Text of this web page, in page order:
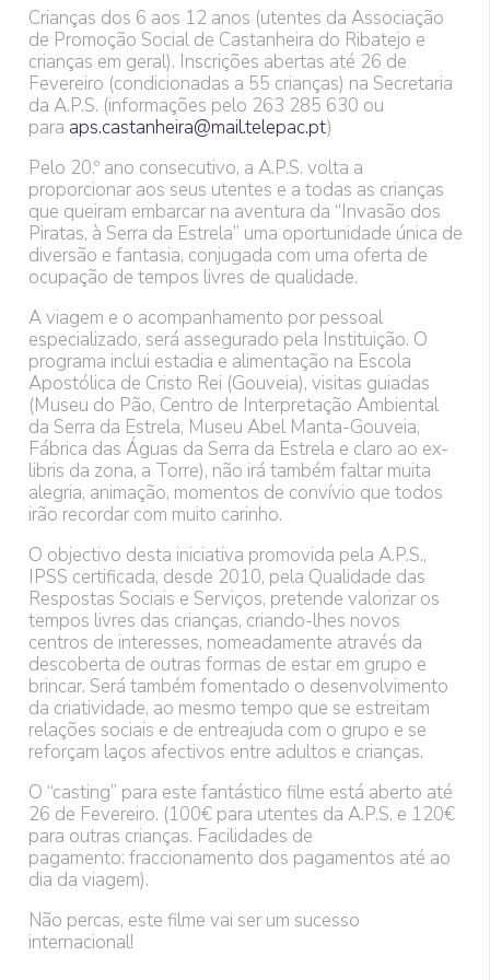
Crianças dos 6 aos 12 anos (utentes da Associação
de Promoção Social de Castanheira do Ribatejo e
crianças em geral). Inscrições abertas até 26 de
Fevereiro (condicionadas a 55 crianças) na Secretaria
da A.P.S. (informações pelo 263 285 630 ou
para aps.castanheira@mail.telepac.pt)
Pelo 20.º ano consecutivo, a A.P.S. volta a
proporcionar aos seus utentes e a todas as crianças
que queiram embarcar na aventura da “Invasão dos
Piratas, à Serra da Estrela” uma oportunidade única de
diversão e fantasia, conjugada com uma oferta de
ocupação de tempos livres de qualidade.
A viagem e o acompanhamento por pessoal
especializado, será assegurado pela Instituição. O
programa inclui estadia e alimentação na Escola
Apostólica de Cristo Rei (Gouveia), visitas guiadas
(Museu do Pão, Centro de Interpretação Ambiental
da Serra da Estrela, Museu Abel Manta-Gouveia,
Fábrica das Águas da Serra da Estrela e claro ao ex-
libris da zona, a Torre), não irá também faltar muita
alegria, animação, momentos de convívio que todos
irão recordar com muito carinho.
O objectivo desta iniciativa promovida pela A.P.S.,
IPSS certificada, desde 2010, pela Qualidade das
Respostas Sociais e Serviços, pretende valorizar os
tempos livres das crianças, criando-lhes novos
centros de interesses, nomeadamente através da
descoberta de outras formas de estar em grupo e
brincar. Será também fomentado o desenvolvimento
da criatividade, ao mesmo tempo que se estreitam
relações sociais e de entreajuda com o grupo e se
reforçam laços afectivos entre adultos e crianças.
O “casting” para este fantástico filme está aberto até
26 de Fevereiro. (100€ para utentes da A.P.S. e 120€
para outras crianças. Facilidades de
pagamento: fraccionamento dos pagamentos até ao
dia da viagem).
Não percas, este filme vai ser um sucesso
internacional!